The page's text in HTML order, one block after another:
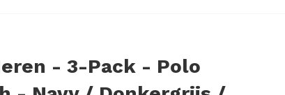
- 3-Pack - Polo